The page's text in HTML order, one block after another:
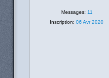
Messages: 11
Inscription: 06 Avr 2020